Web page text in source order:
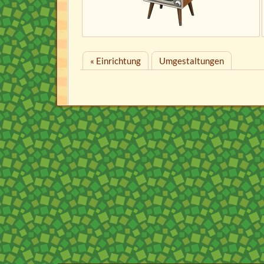
« Einrichtung Umgestaltungen